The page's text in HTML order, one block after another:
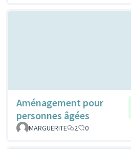
Aménagement pour
personnes âgées
MARGUERITE
2 0